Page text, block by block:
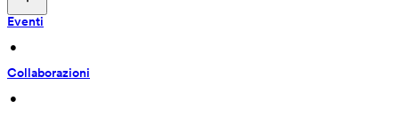
Eventi
•
Collaborazioni
•